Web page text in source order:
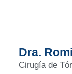
Dra.
Cirugía de